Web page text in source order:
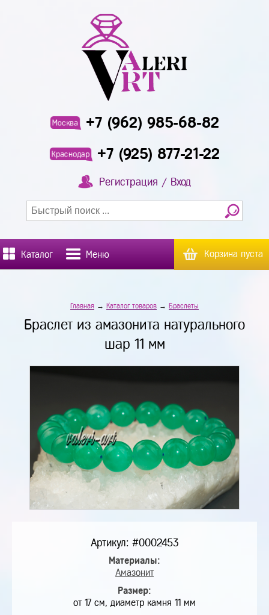
Москва +7 (962) 985-68-82
Краснодар +7 (925) 877-21-22
Регистрация / Вход
Каталог Меню Корзина пуста
Главная → Каталог товаров → Браслеты
Браслет из амазонита натурального
шар 11 мм
Артикул: #0002453
Материалы:
Амазонит
Размер:
от 17 см, диаметр камня 11 мм